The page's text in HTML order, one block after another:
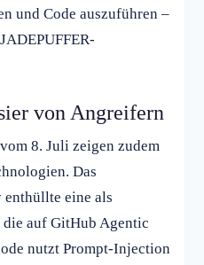
und Code auszuführen –
von Angreifern
8. Juli zeigen zudem
Das
enthüllte eine als
auf GitHub Agentic
nutzt Prompt-Injection